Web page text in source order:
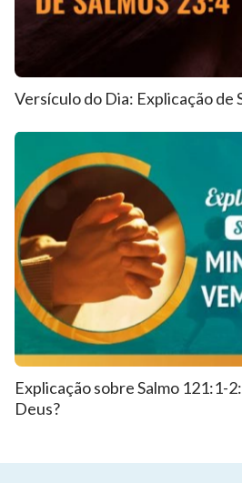
Versículo do Dia: Explicação de
Explicação sobre Salmo 121:1-
Deus?